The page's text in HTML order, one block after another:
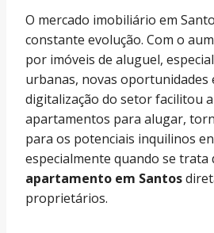
O mercado imobiliário em
constante evolução. Com o
por imóveis de aluguel,
urbanas, novas oportunidades
digitalização do setor facilitou
apartamentos para alugar,
para os potenciais inquilinos
especialmente quando se trata
apartamento em Santos
proprietários.